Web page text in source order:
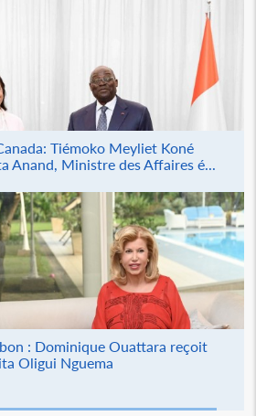
Tiémoko Meyliet Koné
Anand, Ministre des Affaires é...
: Dominique Ouattara reçoit
Oligui Nguema